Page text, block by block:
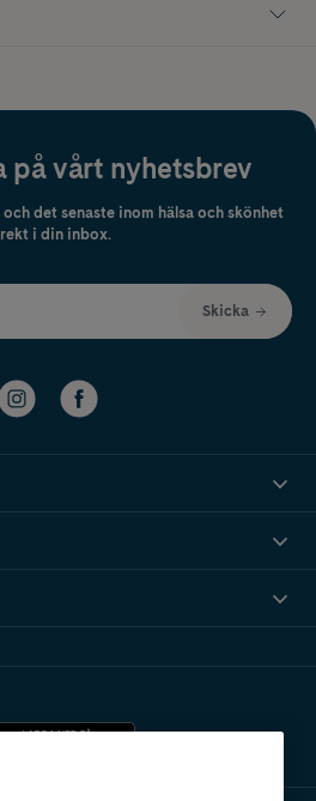
på vårt nyhetsbrev
det senaste inom hälsa och skönhet
i din inbox.
Skicka